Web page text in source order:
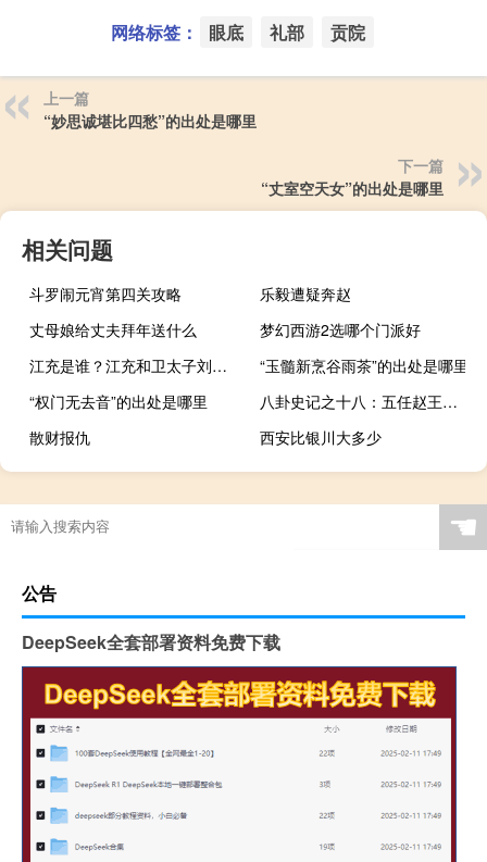
网络标签： 眼底 礼部 贡院
上一篇
“妙思诚堪比四愁”的出处是哪里
下一篇
“丈室空天女”的出处是哪里
相关问题
斗罗闹元宵第四关攻略
乐毅遭疑奔赵
丈母娘给丈夫拜年送什么
梦幻西游2选哪个门派好
江充是谁？江充和卫太子刘据有和仇怨？
“玉髓新烹谷雨茶”的出处是哪里
“权门无去音”的出处是哪里
八卦史记之十八：五任赵王的苦逼命运
散财报仇
西安比银川大多少
☚
公告
DeepSeek全套部署资料免费下载